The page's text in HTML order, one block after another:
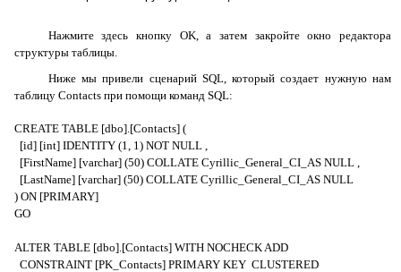
Нажмите здесь кнопку OK, а затем закройте окно редактора
структуры таблицы.
Ниже мы привели сценарий SQL, который создает нужную нам
таблицу Contacts при помощи команд SQL:
CREATE TABLE [dbo].[Contacts] (
[id] [int] IDENTITY (1, 1) NOT NULL ,
[FirstName] [varchar] (50) COLLATE Cyrillic_General_CI_AS NULL ,
[LastName] [varchar] (50) COLLATE Cyrillic_General_CI_AS NULL
) ON [PRIMARY]
GO
ALTER TABLE [dbo].[Contacts] WITH NOCHECK ADD
CONSTRAINT [PK_Contacts] PRIMARY KEY CLUSTERED